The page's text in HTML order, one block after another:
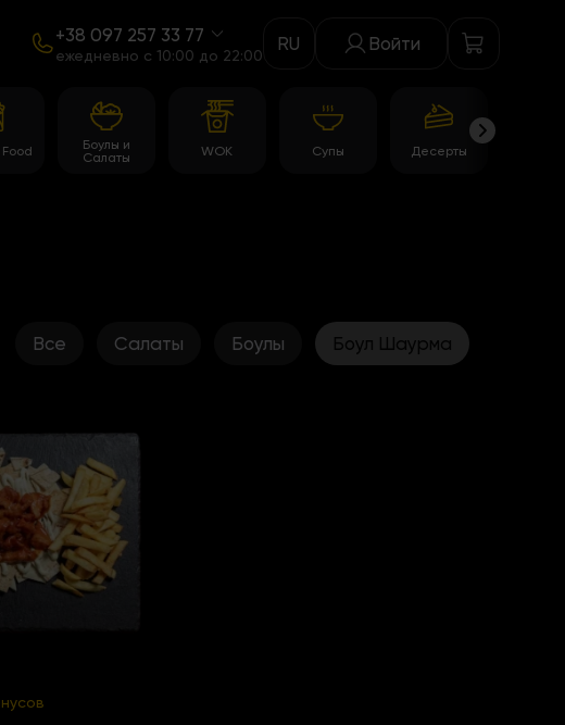
+38 097 257 33 77
ежедневно c 10:00 до 22:00
RU Войти
Боулы и
Салаты
WOK Супы Десерты
Все Салаты Боулы Боул Шаурма